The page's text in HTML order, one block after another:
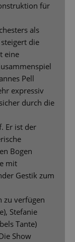
für
als
die
eine
Pell
expressiv
durch die
Er ist der
Bogen
mit
Gestik zum
zu verfügen
Stefanie
Tante)
Show